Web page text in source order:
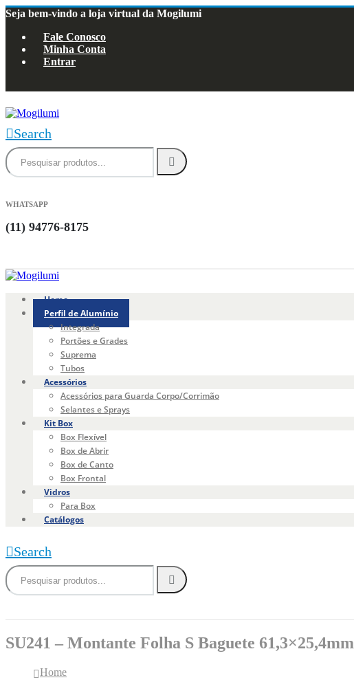
Seja bem-vindo a loja virtual da Mogilumi
Fale Conosco
Minha Conta
Entrar
Search
WHATSAPP
(11) 94776-8175
Home
Perfil de Alumínio
Integrada
Portões e Grades
Suprema
Tubos
Acessórios
Acessórios para Guarda Corpo/Corrimão
Selantes e Sprays
Kit Box
Box Flexível
Box de Abrir
Box de Canto
Box Frontal
Vidros
Para Box
Catálogos
Search
SU241 – Montante Folha S Baguete 61,3×25,4mm
Home